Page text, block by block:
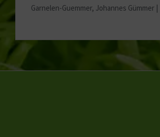
Garnelen-Guemmer, Johannes Gümmer |